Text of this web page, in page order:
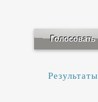
Результаты